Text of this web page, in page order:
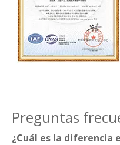
Preguntas
¿Cuál es la diferencia